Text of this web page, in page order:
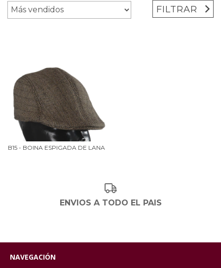
FILTRAR
B15 - BOINA ESPIGADA DE LANA
ENVIOS A TODO EL PAIS
NAVEGACIÓN